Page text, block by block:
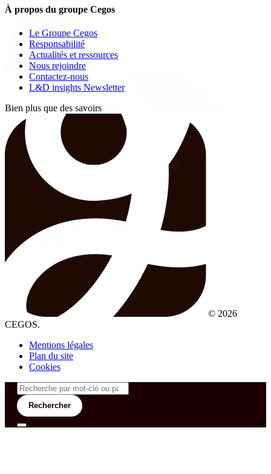
À propos du groupe Cegos
Le Groupe Cegos
Responsabilité
Actualités et ressources
Nous rejoindre
Contactez-nous
L&D insights Newsletter
Bien plus que des savoirs
© 2026
CEGOS.
Mentions légales
Plan du site
Cookies
Rechercher